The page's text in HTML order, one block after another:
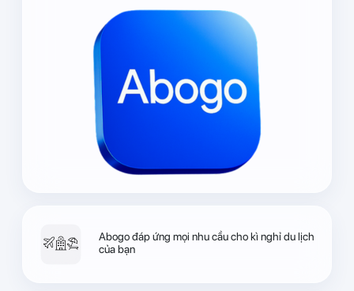
Abogo đáp ứng mọi nhu cầu cho kì nghỉ du lịch
của bạn